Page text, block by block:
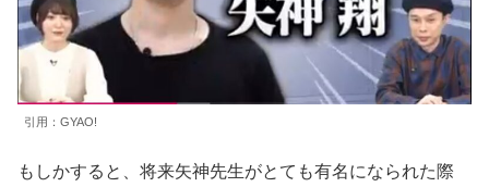
引用：GYAO!
もしかすると、将来矢神先生がとても有名になられた際